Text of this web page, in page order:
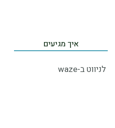
איך מגיעים
לניווט‭ ‬ב-‭‬waze‭ ‬